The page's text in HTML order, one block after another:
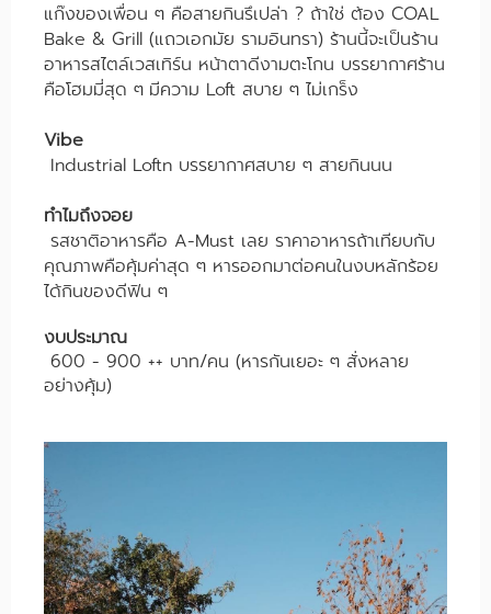
แก๊งของเพื่อน ๆ คือสายกินรึเปล่า ? ถ้าใช่ ต้อง COAL
Bake & Grill (แถวเอกมัย รามอินทรา) ร้านนี้จะเป็นร้าน
อาหารสไตล์เวสเทิร์น หน้าตาดีงามตะโกน บรรยากาศร้าน
คือโฮมมี่สุด ๆ มีความ Loft สบาย ๆ ไม่เกร็ง
Vibe
Industrial Loftn บรรยากาศสบาย ๆ สายกินนน
ทำไมถึงจอย
รสชาติอาหารคือ A-Must เลย ราคาอาหารถ้าเทียบกับ
คุณภาพคือคุ้มค่าสุด ๆ หารออกมาต่อคนในงบหลักร้อย
ได้กินของดีฟิน ๆ
งบประมาณ
600 - 900 ++ บาท/คน (หารกันเยอะ ๆ สั่งหลาย
อย่างคุ้ม)